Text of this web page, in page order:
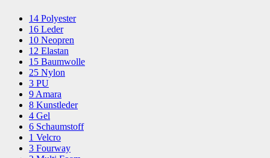
14 Polyester
16 Leder
10 Neopren
12 Elastan
15 Baumwolle
25 Nylon
3 PU
9 Amara
8 Kunstleder
4 Gel
6 Schaumstoff
1 Velcro
3 Fourway